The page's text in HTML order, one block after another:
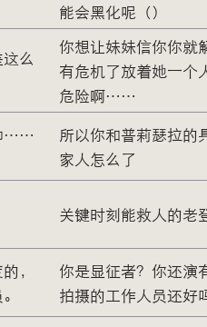
能会黑化呢（）
么
你想让妹妹信你你就
有危机了放着她一个
危险啊……
……
所以你和普莉瑟拉的
家人怎么了
关键时刻能救人的老
，
你是显征者？你还演
拍摄的工作人员还好